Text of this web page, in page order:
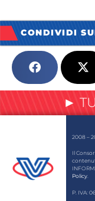
CONDIVIDI
►
2008 –
Il
Policy.
P. IVA: